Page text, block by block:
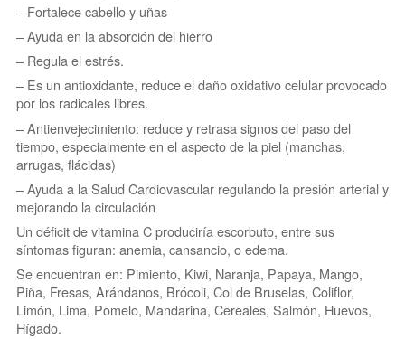
– Fortalece cabello y uñas
– Ayuda en la absorción del hierro
– Regula el estrés.
– Es un antioxidante, reduce el daño oxidativo celular provocado
por los radicales libres.
– Antienvejecimiento: reduce y retrasa signos del paso del
tiempo, especialmente en el aspecto de la piel (manchas,
arrugas, flácidas)
– Ayuda a la Salud Cardiovascular regulando la presión arterial y
mejorando la circulación
Un déficit de vitamina C produciría escorbuto, entre sus
síntomas figuran: anemia, cansancio, o edema.
Se encuentran en: Pimiento, Kiwi, Naranja, Papaya, Mango,
Piña, Fresas, Arándanos, Brócoli, Col de Bruselas, Coliflor,
Limón, Lima, Pomelo, Mandarina, Cereales, Salmón, Huevos,
Hígado.